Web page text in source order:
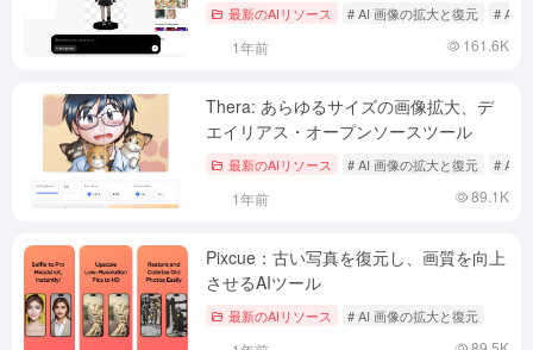
最新のAIリソース # AI 画像の拡大と復元 # AI
1年前 161.6K
Thera: あらゆるサイズの画像拡大、デ
エイリアス・オープンソースツール
最新のAIリソース # AI 画像の拡大と復元 # AI
1年前 89.1K
Pixcue：古い写真を復元し、画質を向上
させるAIツール
最新のAIリソース # AI 画像の拡大と復元